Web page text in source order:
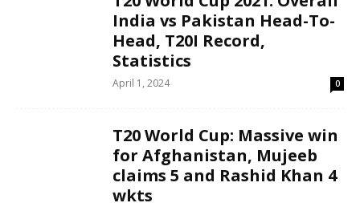
India vs Pakistan Head-To-
Head, T20I Record,
Statistics
April 1, 2024 0
T20 World Cup: Massive win
for Afghanistan, Mujeeb
claims 5 and Rashid Khan 4
wkts